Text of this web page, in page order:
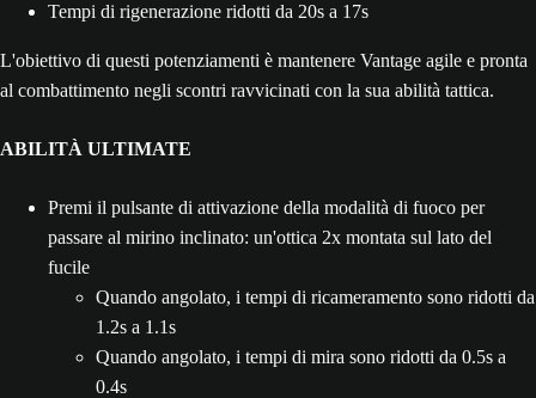
Tempi di rigenerazione ridotti da 20s a 17s
L'obiettivo di questi potenziamenti è mantenere Vantage agile e pronta
al combattimento negli scontri ravvicinati con la sua abilità tattica.
ABILITÀ ULTIMATE
Premi il pulsante di attivazione della modalità di fuoco per
passare al mirino inclinato: un'ottica 2x montata sul lato del
fucile
Quando angolato, i tempi di ricameramento sono ridotti da
1.2s a 1.1s
Quando angolato, i tempi di mira sono ridotti da 0.5s a
0.4s